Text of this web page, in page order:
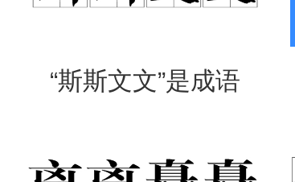
“斯斯文文”是成语